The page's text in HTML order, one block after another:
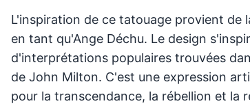
L'inspiration de ce tatouage provient
en tant qu'Ange Déchu. Le design
d'interprétations populaires trouvées
de John Milton. C'est une expression
pour la transcendance, la rébellion et la